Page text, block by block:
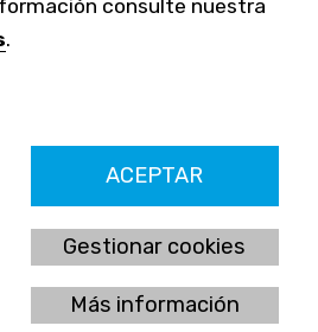
consulte nuestra
.
ACEPTAR
Gestionar cookies
Más información
Los Altos nº756
Grau 22555408K
Farmacéuticos de Alicante 4327
A-790-F
(Vistalmar) Urb. Los Altos
Alicante (España)